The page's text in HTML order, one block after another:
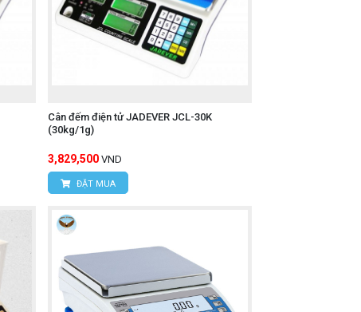
Cân đếm điện tử JADEVER JCL-30K
(30kg/1g)
3,829,500 VND
ĐẶT MUA